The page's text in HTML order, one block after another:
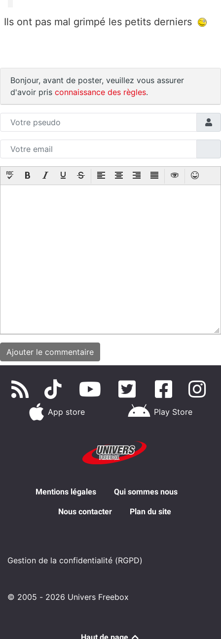
Ils ont pas mal grimpé les petits derniers
Bonjour, avant de poster, veuillez vous assurer
d'avoir pris connaissance des règles.
App store Play Store
Mentions légales Qui sommes nous
Nous contacter Plan du site
Gestion de la confidentialité (RGPD)
© 2005 - 2026 Univers Freebox